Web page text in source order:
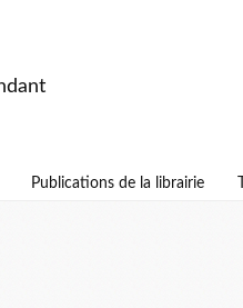
Publications de la librairie